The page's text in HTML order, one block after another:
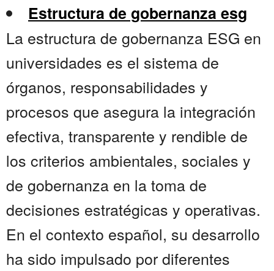
Estructura de gobernanza esg
La estructura de gobernanza ESG en
universidades es el sistema de
órganos, responsabilidades y
procesos que asegura la integración
efectiva, transparente y rendible de
los criterios ambientales, sociales y
de gobernanza en la toma de
decisiones estratégicas y operativas.
En el contexto español, su desarrollo
ha sido impulsado por diferentes